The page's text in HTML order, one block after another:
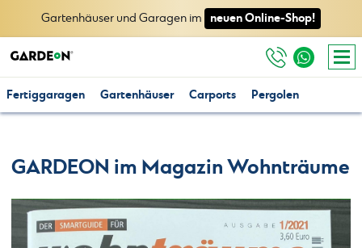
Gartenhäuser und Garagen im neuen Online-Shop!
Fertiggaragen Gartenhäuser Carports Pergolen
GARDEON im Magazin Wohnträume